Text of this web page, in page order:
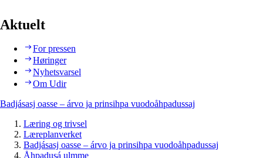
Aktuelt
For pressen
Høringer
Nyhetsvarsel
Om Udir
Badjásasj oasse – árvo ja prinsihpa vuodoåhpadussaj
Læring og trivsel
Læreplanverket
Badjásasj oasse – árvo ja prinsihpa vuodoåhpadussaj
Åhpadusá ulmme